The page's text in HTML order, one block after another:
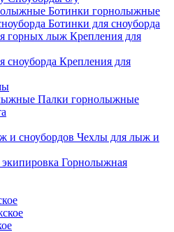
Ботинки горнолыжные
Ботинки для сноуборда
Крепления для
Крепления для
Палки горнолыжные
Чехлы для лыж и
Горнолыжная